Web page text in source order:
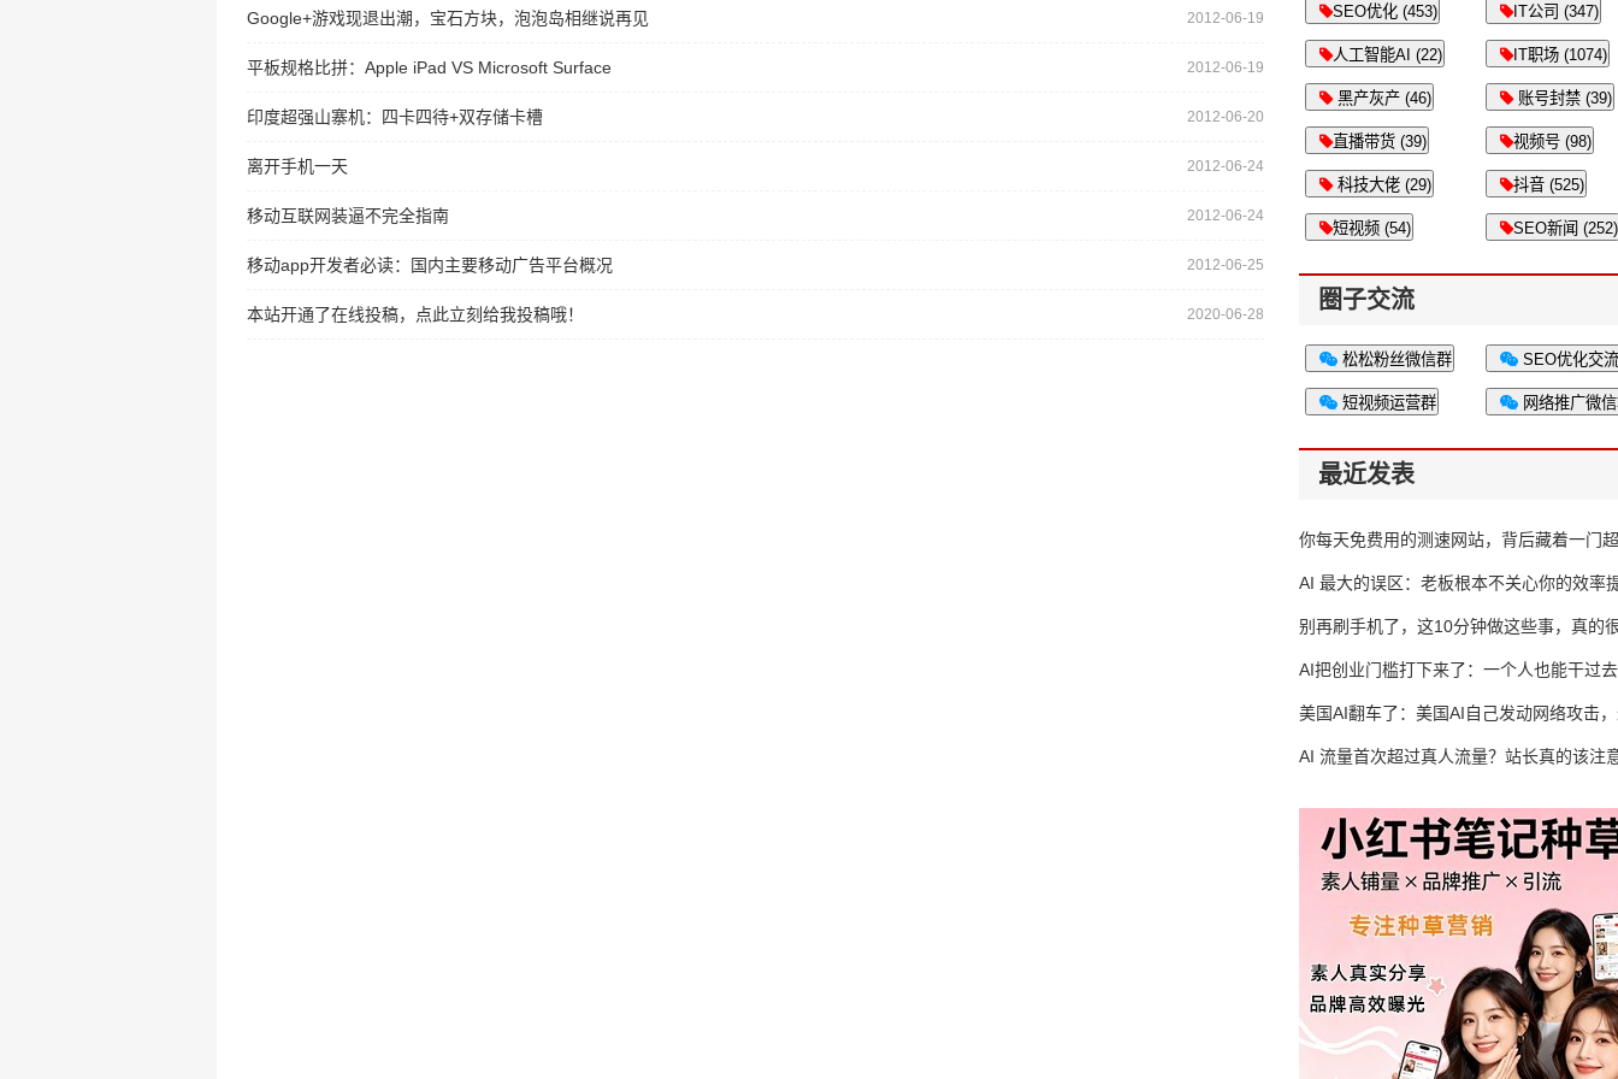
2012-06-19
Google+游戏现退出潮，宝石方块，泡泡岛相继说再见
2012-06-19
平板规格比拼：Apple iPad VS Microsoft Surface
2012-06-20
印度超强山寨机：四卡四待+双存储卡槽
2012-06-24
离开手机一天
2012-06-24
移动互联网装逼不完全指南
2012-06-25
移动app开发者必读：国内主要移动广告平台概况
2020-06-28
本站开通了在线投稿，点此立刻给我投稿哦！
SEO优化 (453) IT公司 (347)
人工智能AI (22) IT职场 (1074)
黑产灰产 (46) 账号封禁 (39)
直播带货 (39) 视频号 (98)
科技大佬 (29) 抖音 (525)
短视频 (54) SEO新闻 (252)
圈子交流
松松粉丝微信群 SEO优化交
短视频运营群 网络推广微
最近发表
你每天免费用的测速网站，背后藏着一门
生意
AI 最大的误区：老板根本不关心你的效率
别再刷手机了，这10分钟做这些事，真的
AI把创业门槛打下来了：一个人也能干过
人的活
美国AI翻车了：美国AI自己发动网络攻击
竟然靠中国AI帮忙善后
AI 流量首次超过真人流量？站长真的该注